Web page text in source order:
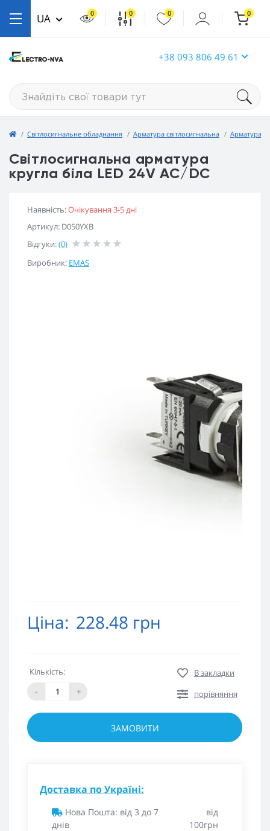
+38 093 806 49 61
UA 0 0 0 0
Світлосигнальне обладнання Арматура світлосигнальна Арматура
Світлосигнальна арматура
кругла біла LED 24V AC/DC
Наявність:Очікування 3-5 дні
Артикул: D050YXB
Відгуки:(0)
Виробник: EMAS
Ціна: 228.48 грн
Кількість:
-
+
В закладки
порівняння
ЗАМОВИТИ
Доставка по Україні:
Нова Пошта: від 3 до 7
днів
від
100грн